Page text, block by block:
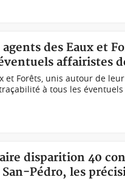
des Eaux et
affairistes
et Forêts, unis autour de
à tous les
disparition 40
Pédro, les